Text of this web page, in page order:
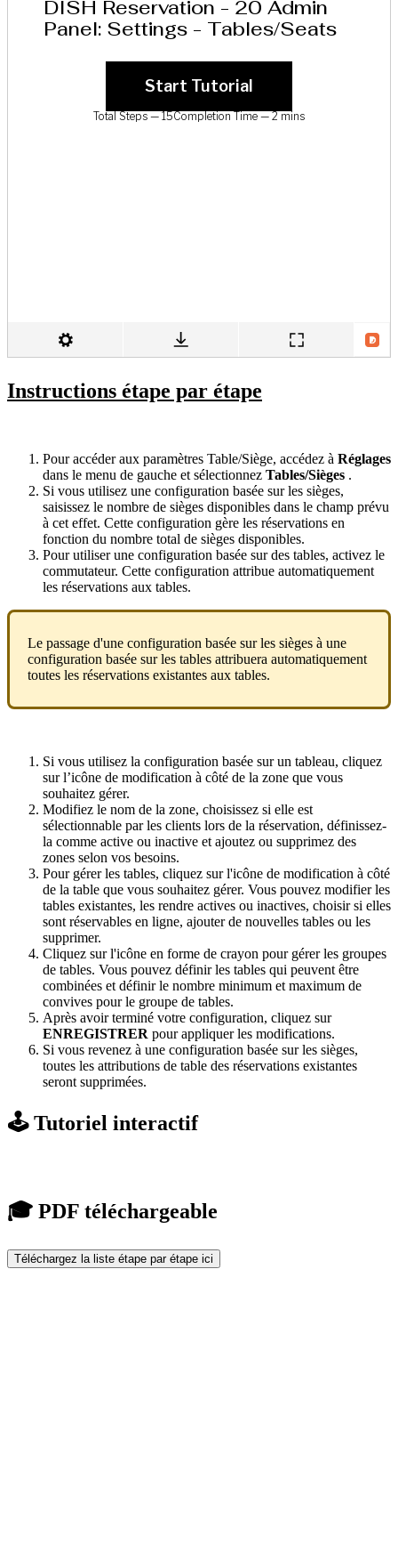
Instructions étape par étape
Pour accéder aux paramètres Table/Siège, accédez à Réglages
dans le menu de gauche et sélectionnez Tables/Sièges .
Si vous utilisez une configuration basée sur les sièges,
saisissez le nombre de sièges disponibles dans le champ prévu
à cet effet. Cette configuration gère les réservations en
fonction du nombre total de sièges disponibles.
Pour utiliser une configuration basée sur des tables, activez le
commutateur. Cette configuration attribue automatiquement
les réservations aux tables.
Le passage d'une configuration basée sur les sièges à une
configuration basée sur les tables attribuera automatiquement
toutes les réservations existantes aux tables.
Si vous utilisez la configuration basée sur un tableau, cliquez
sur l’icône de modification à côté de la zone que vous
souhaitez gérer.
Modifiez le nom de la zone, choisissez si elle est
sélectionnable par les clients lors de la réservation, définissez-
la comme active ou inactive et ajoutez ou supprimez des
zones selon vos besoins.
Pour gérer les tables, cliquez sur l'icône de modification à côté
de la table que vous souhaitez gérer. Vous pouvez modifier les
tables existantes, les rendre actives ou inactives, choisir si elles
sont réservables en ligne, ajouter de nouvelles tables ou les
supprimer.
Cliquez sur l'icône en forme de crayon pour gérer les groupes
de tables. Vous pouvez définir les tables qui peuvent être
combinées et définir le nombre minimum et maximum de
convives pour le groupe de tables.
Après avoir terminé votre configuration, cliquez sur
ENREGISTRER pour appliquer les modifications.
Si vous revenez à une configuration basée sur les sièges,
toutes les attributions de table des réservations existantes
seront supprimées.
🕹️ Tutoriel interactif
🎓 PDF téléchargeable
Téléchargez la liste étape par étape ici